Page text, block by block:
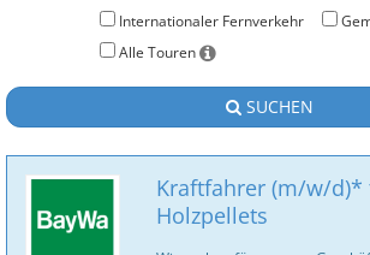
Internationaler Fernverkehr
Alle Touren
SUCHEN
Kraftfahrer (m/w/d)*
Holzpellets